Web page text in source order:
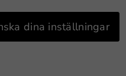
dina inställningar